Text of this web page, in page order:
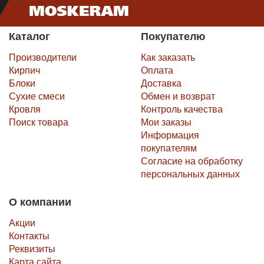
Каталог
Производители
Кирпич
Блоки
Сухие смеси
Кровля
Поиск товара
Покупателю
Как заказать
Оплата
Доставка
Обмен и возврат
Контроль качества
Мои заказы
Информация
покупателям
Согласие на обработку
персональных данных
О компании
Акции
Контакты
Реквизиты